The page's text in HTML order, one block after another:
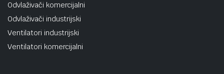
Odvlaživači komercijalni
Odvlaživači industrijski
Ventilatori industrijski
Ventilatori komercijalni